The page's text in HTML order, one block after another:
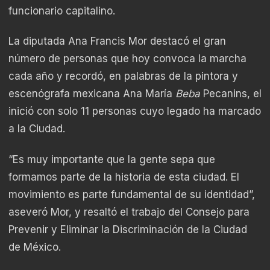
funcionario capitalino.
La diputada Ana Francis Mor destacó el gran
número de personas que hoy convoca la marcha
cada año y recordó, en palabras de la pintora y
escenógrafa mexicana Ana María Beba Pecanins, el
inició con solo 11 personas cuyo legado ha marcado
a la Ciudad.
“Es muy importante que la gente sepa que
formamos parte de la historia de esta ciudad. El
movimiento es parte fundamental de su identidad”,
aseveró Mor, y resaltó el trabajo del Consejo para
Prevenir y Eliminar la Discriminación de la Ciudad
de México.